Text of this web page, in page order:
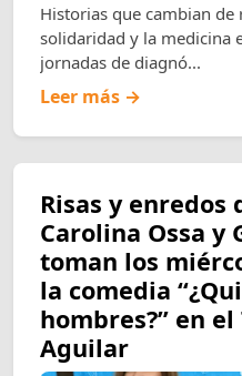
Historias que cambian de
solidaridad y la medicina
jornadas de diagnó...
Leer más →
Risas y enredos
Carolina Ossa y
toman los
la comedia
hombres?” en
Aguilar